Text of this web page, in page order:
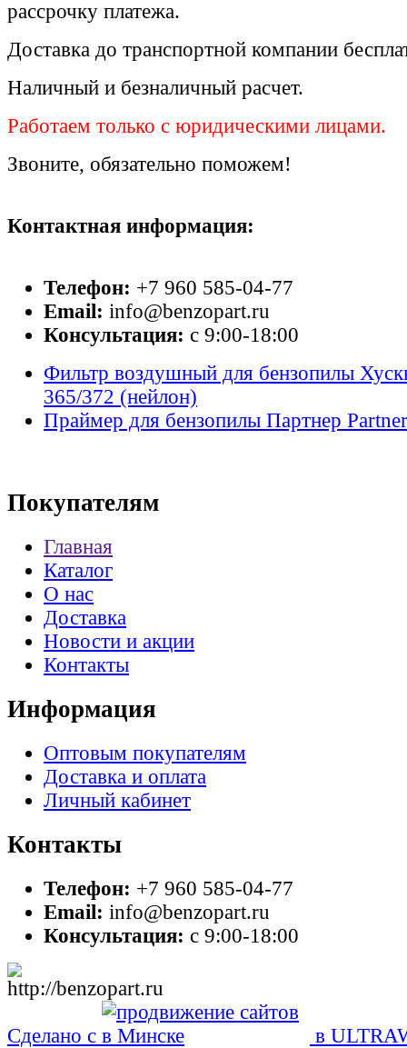
рассрочку платежа.
Доставка до транспортной компании
Наличный и безналичный расчет.
Работаем только с юридическими лицами.
Звоните, обязательно поможем!
Контактная информация:
Телефон: +7 960 585-04-77
Email: info@benzopart.ru
Консультация: с 9:00-18:00
Фильтр воздушный для бензопилы
365/372 (нейлон)
Праймер для бензопилы Партнер
Покупателям
Главная
Каталог
О нас
Доставка
Новости и акции
Контакты
Информация
Оптовым покупателям
Доставка и оплата
Личный кабинет
Контакты
Телефон: +7 960 585-04-77
Email: info@benzopart.ru
Консультация: с 9:00-18:00
Сделано с в